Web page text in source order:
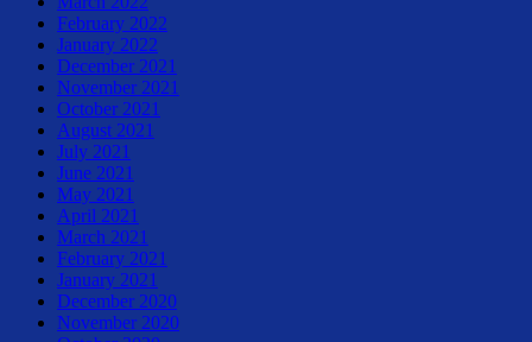
February 2022
January 2022
December 2021
November 2021
October 2021
August 2021
July 2021
June 2021
May 2021
April 2021
March 2021
February 2021
January 2021
December 2020
November 2020